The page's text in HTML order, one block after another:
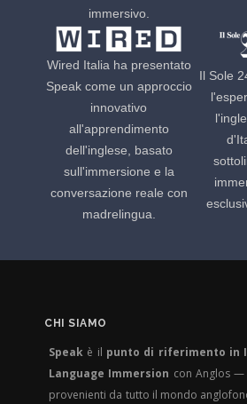
immersivo.
Wired Italia ha presentato
Speak come un approccio
innovativo
all'apprendimento
dell'inglese, basato
sull'immersione e la
conversazione reale con
madrelingua.
Il Sole
CHI SIAMO
Speak è il punto di riferimento in
Language Immersion con Anglos —
provenienti da tutto il mondo